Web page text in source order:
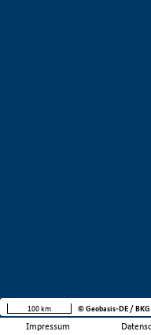
Impressum
100 km © Geobasis-DE / BKG